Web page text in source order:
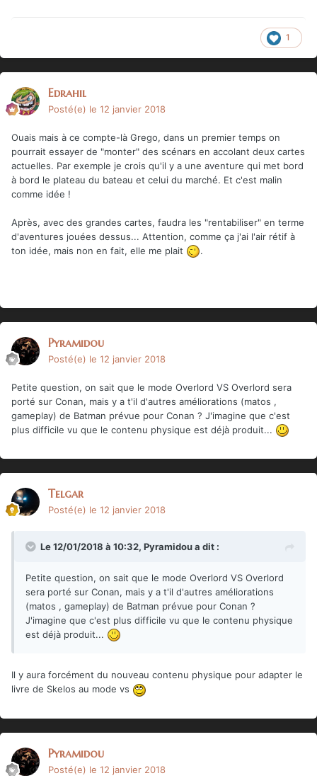
1
Edrahil
Posté(e) le 12 janvier 2018
Ouais mais à ce compte-là Grego, dans un premier temps on
pourrait essayer de "monter" des scénars en accolant deux cartes
actuelles. Par exemple je crois qu'il y a une aventure qui met bord
à bord le plateau du bateau et celui du marché. Et c'est malin
comme idée !
Après, avec des grandes cartes, faudra les "rentabiliser" en terme
d'aventures jouées dessus... Attention, comme ça j'ai l'air rétif à
ton idée, mais non en fait, elle me plait
.
Pyramidou
Posté(e) le 12 janvier 2018
Petite question, on sait que le mode Overlord VS Overlord sera
porté sur Conan, mais y a t'il d'autres améliorations (matos ,
gameplay) de Batman prévue pour Conan ? J'imagine que c'est
plus difficile vu que le contenu physique est déjà produit...
Telgar
Posté(e) le 12 janvier 2018
Le 12/01/2018 à 10:32, Pyramidoua dit :
Petite question, on sait que le mode Overlord VS Overlord
sera porté sur Conan, mais y a t'il d'autres améliorations
(matos , gameplay) de Batman prévue pour Conan ?
J'imagine que c'est plus difficile vu que le contenu physique
est déjà produit...
Il y aura forcément du nouveau contenu physique pour adapter le
livre de Skelos au mode vs
Pyramidou
Posté(e) le 12 janvier 2018